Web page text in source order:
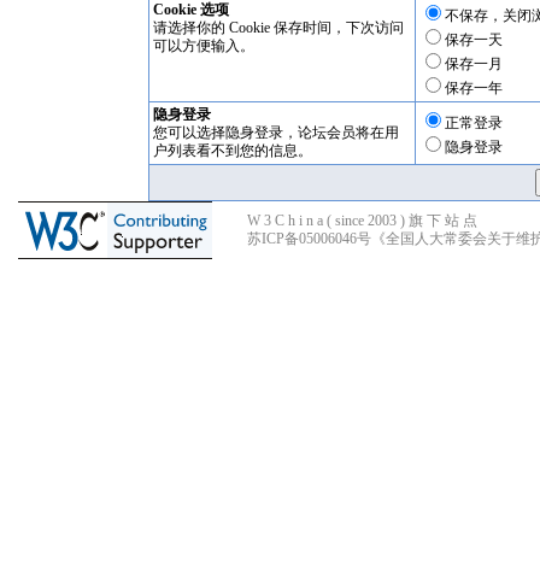
Cookie 选项
请选择你的 Cookie 保存时间，下次访问
可以方便输入。
不保存，关闭
保存一天
保存一月
保存一年
隐身登录
您可以选择隐身登录，论坛会员将在用
户列表看不到您的信息。
正常登录
隐身登录
W 3 C h i n a ( since 2003 ) 旗 下 站 点
苏ICP备05006046号 《全国人大常委会关于